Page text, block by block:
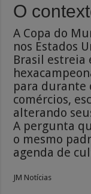
O
A Copa do
nos Estados
Brasil estreia
para durante
comércios,
alterando
A pergunta
o mesmo
agenda de
JM Notícias